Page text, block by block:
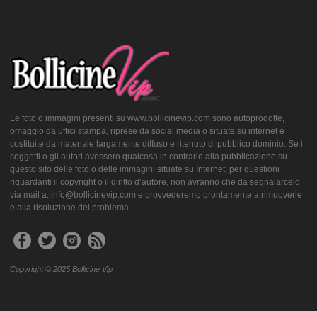
Le foto o immagini presenti su www.bollicinevip.com sono autoprodotte,
omaggio da uffici stampa, riprese da social media o situate su internet e
costituite da materiale largamente diffuso e ritenuto di pubblico dominio. Se i
soggetti o gli autori avessero qualcosa in contrario alla pubblicazione su
questo sito delle foto o delle immagini situate su Internet, per questioni
riguardanti il copyright o il diritto d’autore, non avranno che da segnalarcelo
via mail a: info@bollicinevip.com e provvederemo prontamente a rimuoverle
e alla risoluzione del problema.
Copyright © 2025 Bollicine Vip